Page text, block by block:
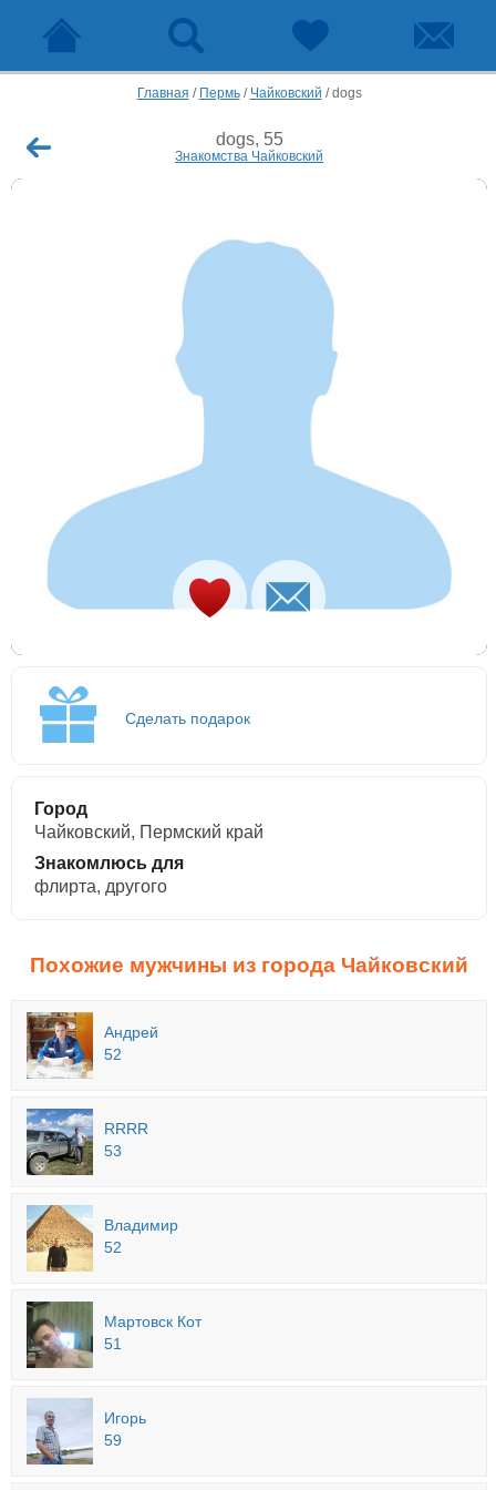
Главная / Пермь/ Чайковский /dogs
dogs, 55
Знакомства Чайковский
Сделать подарок
Город
Чайковский, Пермский край
Знакомлюсь для
флирта, другого
Похожие мужчины из города Чайковский
Андрей
52
RRRR
53
Владимир
52
Мартовск Кот
51
Игорь
59